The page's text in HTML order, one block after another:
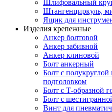
Шлифовальный
Штангенциркуль,
Ящик для
Изделия крепежные
Анкер болтовой
Анкер забивной
Анкер клиновой
Болт анкерный
Болт с
подголовком
Болт с Т-образной
Болт с
Винт для